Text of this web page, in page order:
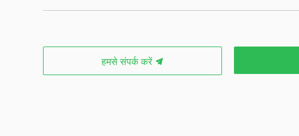
हमसे संपर्क करें